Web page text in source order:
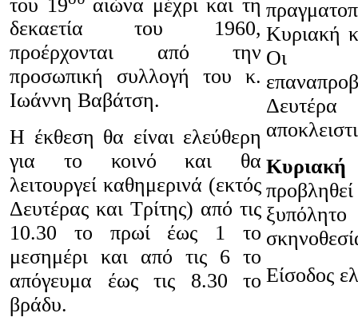
δεκαετία του 1960,
προέρχονται από την
προσωπική συλλογή του κ.
Ιωάννη Βαβάτση.
Η έκθεση θα είναι ελεύθερη
για το κοινό και θα
λειτουργεί καθημερινά (εκτός
Δευτέρας και Τρίτης) από τις
10.30 το πρωί έως 1 το
μεσημέρι και από τις 6 το
απόγευμα έως τις 8.30 το
βράδυ.
Κυριακή
Οι
Κυριακή
Είσοδος